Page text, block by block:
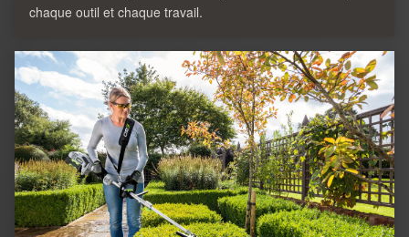
chaque outil et chaque travail.